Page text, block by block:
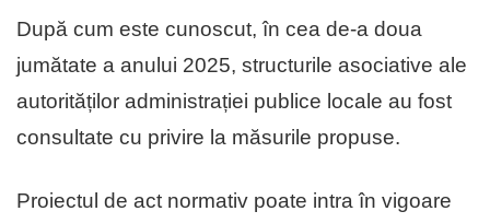
După cum este cunoscut, în cea de-a doua
jumătate a anului 2025, structurile asociative ale
autorităților administrației publice locale au fost
consultate cu privire la măsurile propuse.
Proiectul de act normativ poate intra în vigoare